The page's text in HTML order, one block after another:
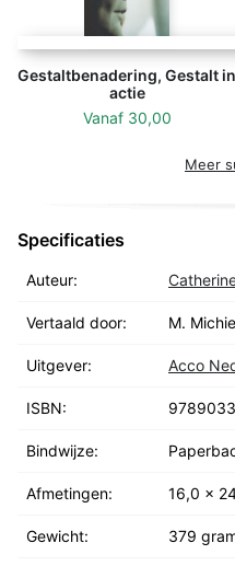
CATHERINE
familietherapeut met
gespecialiseerd in
contextueel
benadering ook in een
gedurende 20 jaar in de
directrice, opleidster en
vzw, Leerschool voor
Gestaltbenadering, Gestalt in
actie
Vanaf 30,00
Meer
Specificaties
Auteur:
Vertaald door: M.
Uitgever: Acco
ISBN:
Bindwijze:
Afmetingen: 16,0 x
Gewicht: 379